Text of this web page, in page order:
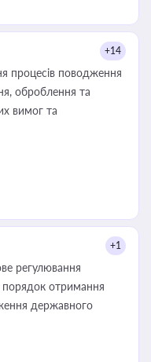
+14
процесів поводження
оброблення та
вимог та
+1
регулювання
порядок отримання
державного